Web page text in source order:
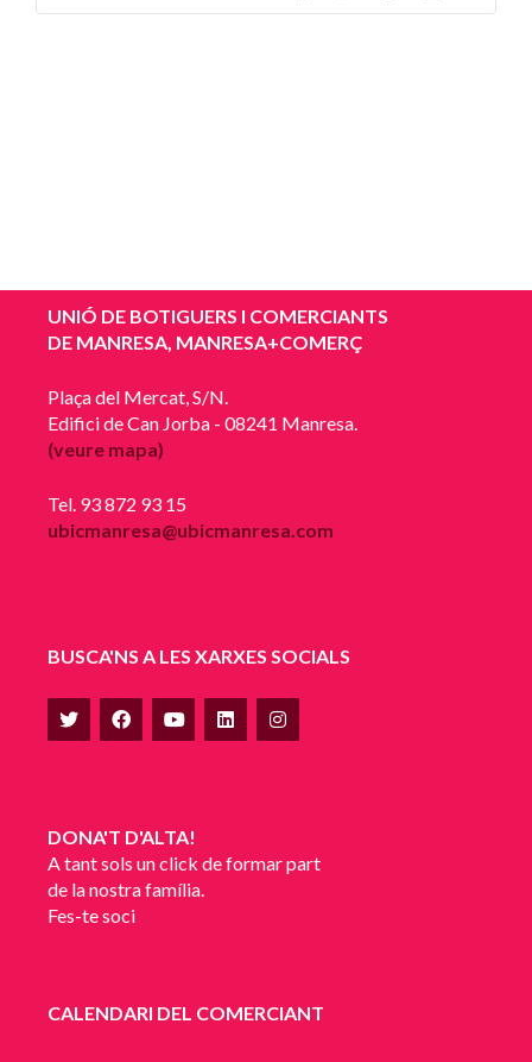
UNIÓ DE BOTIGUERS I COMERCIANTS
DE MANRESA, MANRESA+COMERÇ
Plaça del Mercat, S/N.
Edifici de Can Jorba - 08241 Manresa.
(veure mapa)
Tel. 93 872 93 15
ubicmanresa@ubicmanresa.com
BUSCA'NS A LES XARXES SOCIALS
DONA'T D'ALTA!
A tant sols un click de formar part
de la nostra família.
Fes-te soci
CALENDARI DEL COMERCIANT